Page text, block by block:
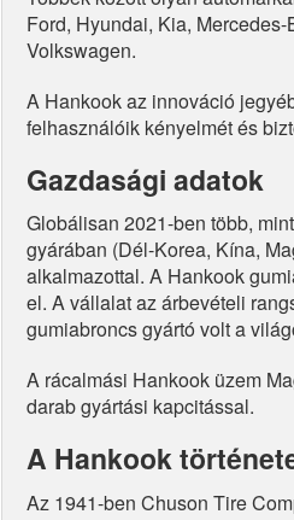
Ford, Hyundai, Kia,
Volkswagen.
A Hankook az innováció
felhasználóik kényelmét és
Gazdasági adatok
Globálisan 2021-ben több,
gyárában (Dél-Korea, Kína,
alkalmazottal. A Hankook
el. A vállalat az árbevételi
gumiabroncs gyártó volt a
A rácalmási Hankook üzem
darab gyártási kapcitással.
A Hankook
Az 1941-ben Chuson Tire